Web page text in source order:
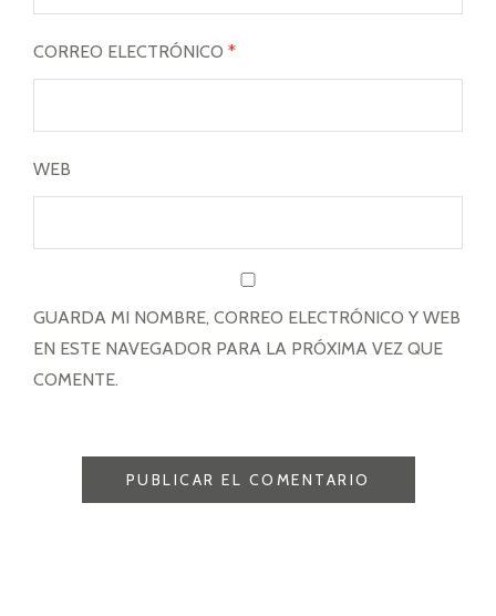
CORREO ELECTRÓNICO *
WEB
GUARDA MI NOMBRE, CORREO ELECTRÓNICO Y WEB
EN ESTE NAVEGADOR PARA LA PRÓXIMA VEZ QUE
COMENTE.